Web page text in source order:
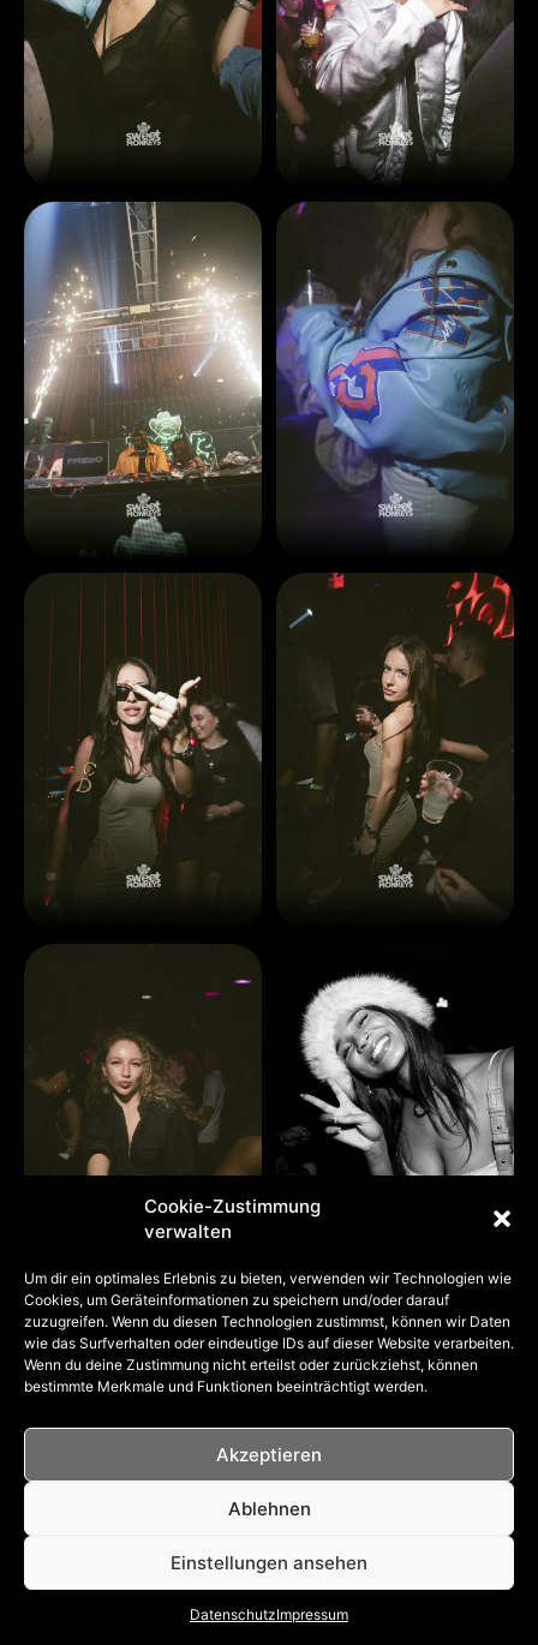
Cookie-Zustimmung
verwalten
Um dir ein optimales Erlebnis zu bieten, verwenden wir Technologien wie
Cookies, um Geräteinformationen zu speichern und/oder darauf
zuzugreifen. Wenn du diesen Technologien zustimmst, können wir Daten
wie das Surfverhalten oder eindeutige IDs auf dieser Website verarbeiten.
Wenn du deine Zustimmung nicht erteilst oder zurückziehst, können
bestimmte Merkmale und Funktionen beeinträchtigt werden.
Akzeptieren
Ablehnen
Einstellungen ansehen
DatenschutzImpressum